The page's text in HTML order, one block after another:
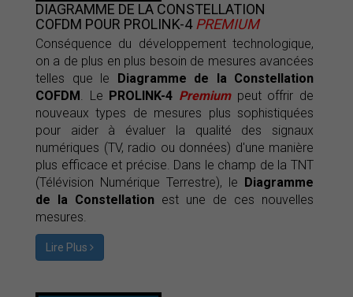
DIAGRAMME DE LA CONSTELLATION
COFDM POUR PROLINK-4 PREMIUM
Conséquence du développement technologique,
on a de plus en plus besoin de mesures avancées
telles que le Diagramme de la Constellation
COFDM. Le PROLINK-4 Premiumpeut offrir de
nouveaux types de mesures plus sophistiquées
pour aider à évaluer la qualité des signaux
numériques (TV, radio ou données) d'une manière
plus efficace et précise. Dans le champ de la TNT
(Télévision Numérique Terrestre), le Diagramme
de la Constellation est une de ces nouvelles
mesures.
Lire Plus